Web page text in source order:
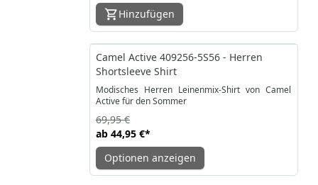
Hinzufügen
-36%
Camel Active 409256-5S56 - Herren
Shortsleeve Shirt
Modisches Herren Leinenmix-Shirt von Camel
Active für den Sommer
ab 44,95 €*
69,95 €
Optionen anzeigen